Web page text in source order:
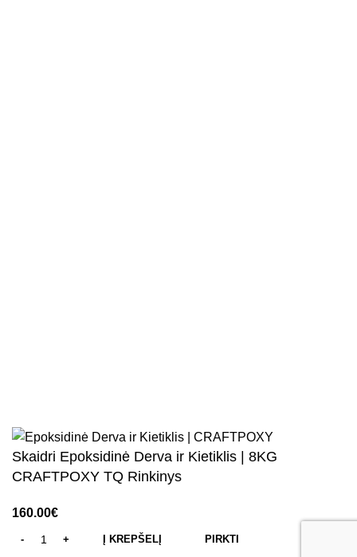
Skaidri Epoksidinė Derva ir Kietiklis | 8KG
CRAFTPOXY TQ Rinkinys
Į KREPŠELĮ PIRKTI